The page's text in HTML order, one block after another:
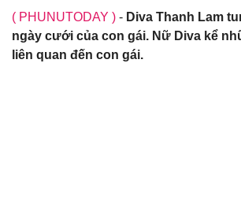
( PHUNUTODAY ) - Diva Thanh Lam
ngày cưới của con gái. Nữ Diva kể
liên quan đến con gái.